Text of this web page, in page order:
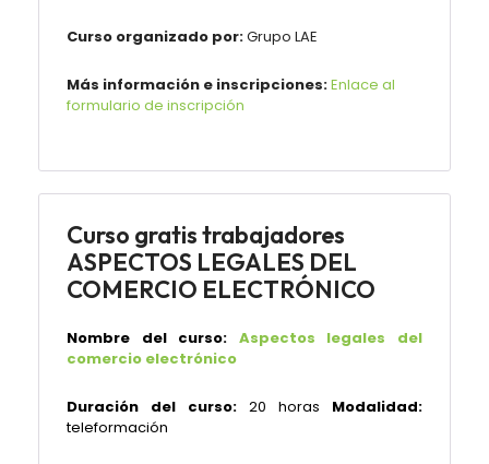
Curso organizado por:Grupo LAE
Más información e inscripciones:Enlace al
formulario de inscripción
Curso gratis trabajadores
ASPECTOS LEGALES DEL
COMERCIO ELECTRÓNICO
Nombre del curso: Aspectos legales del
comercio electrónico
Duración del curso: 20 horas Modalidad:
teleformación